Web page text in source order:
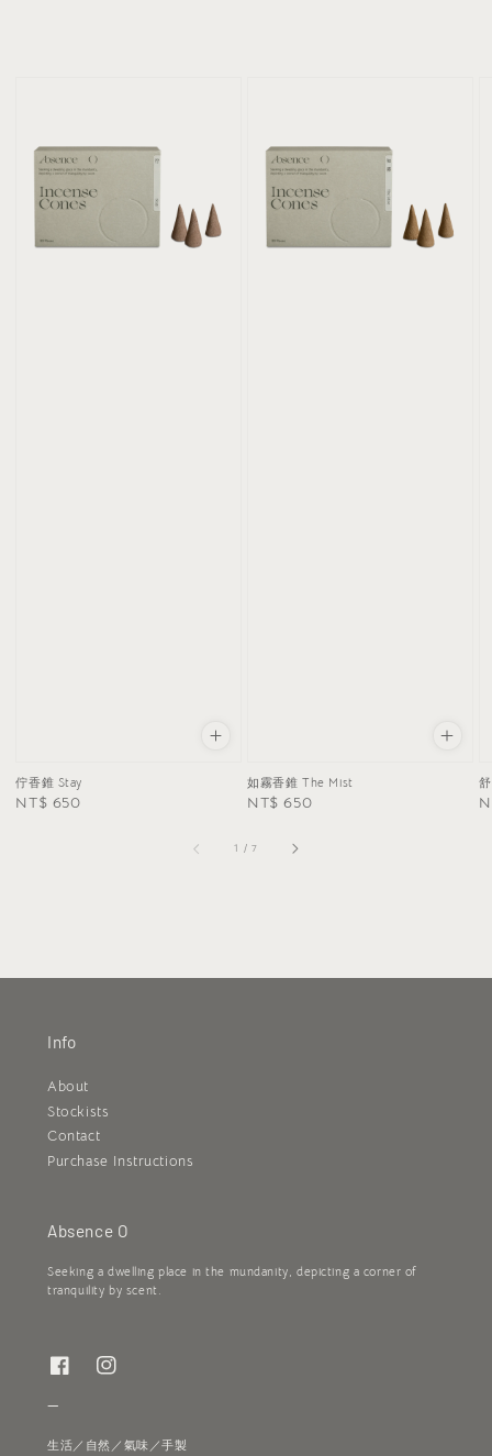
佇香錐 Stay
Regular
NT$ 650
如霧香錐 The Mist
Regular
NT$ 650
1 /7
Info
About
Stockists
Contact
Purchase Instructions
Absence O
Seeking a dwelling place in the mundanity, depicting a corner of
tranquility by scent.
—
生活／自然／氣味／手製